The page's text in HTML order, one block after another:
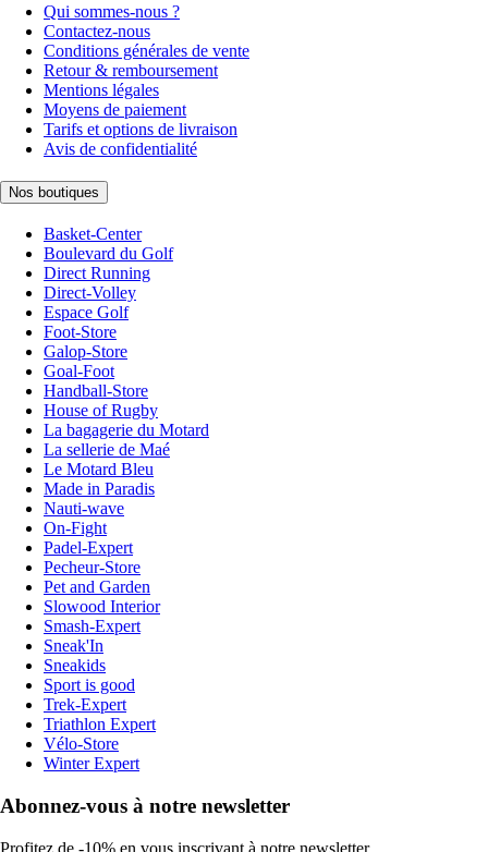
Qui sommes-nous ?
Contactez-nous
Conditions générales de vente
Retour & remboursement
Mentions légales
Moyens de paiement
Tarifs et options de livraison
Avis de confidentialité
Nos boutiques
Basket-Center
Boulevard du Golf
Direct Running
Direct-Volley
Espace Golf
Foot-Store
Galop-Store
Goal-Foot
Handball-Store
House of Rugby
La bagagerie du Motard
La sellerie de Maé
Le Motard Bleu
Made in Paradis
Nauti-wave
On-Fight
Padel-Expert
Pecheur-Store
Pet and Garden
Slowood Interior
Smash-Expert
Sneak'In
Sneakids
Sport is good
Trek-Expert
Triathlon Expert
Vélo-Store
Winter Expert
Abonnez-vous à notre newsletter
Profitez de -10% en vous inscrivant à notre newsletter